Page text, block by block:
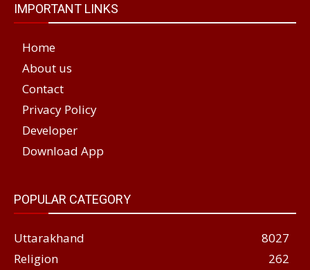
IMPORTANT LINKS
Home
About us
Contact
Privacy Policy
Developer
Download App
POPULAR CATEGORY
Uttarakhand
8027
Religion
262